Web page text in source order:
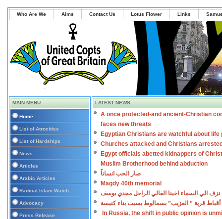
Who Are We Aims Contact Us Lotus Flower Links
MAIN MENU
Home
List of Atrocities
List of Hardships
News
Articles
Arabic Articles
Radical Islam Watch
Advocacy
Press Release
LATEST NEWS
A once protected-and ancient-Christian
faces new threats
Egyptian Christians are watchful about life
Churches attacked and Christians
Egypt officials abetted kidnappers of
Muslim Brotherhood behind abduction
صار الحب انساناً
Magdy 40th memorial
نزف الي السماء اخينا الغالي الراحل مجدي يوسف
أقباط قرية ” العزيب” بسمالوط بسبب بناء كنيسة
In Russia, the shift in public opinion is